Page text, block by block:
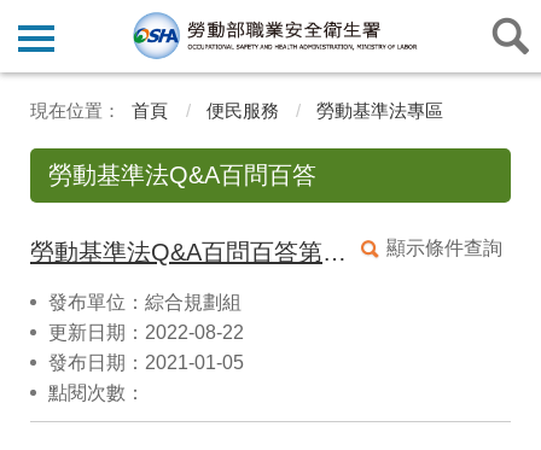
首頁 便民服務 勞動基準法專區
勞動基準法Q&A百問百答
顯示條件查詢
勞動基準法Q&A百問百答第二版電子書
發布單位：綜合規劃組
更新日期：2022-08-22
發布日期：2021-01-05
點閱次數：